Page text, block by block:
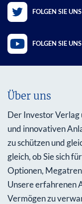
FOLGEN SIE
FOLGEN SIE
Über uns
Der Investor Verlag
und innovativen
zu schützen und
gleich, ob Sie sich
Optionen,
Unsere erfahrenen
Vermögen zu